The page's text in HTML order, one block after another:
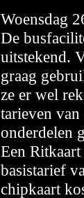
Woensdag
De
uitstekend.
graag
ze er wel
tarieven van
onderdelen
Een
basistarief
chipkaart